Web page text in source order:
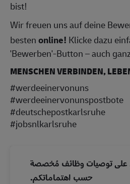
bist!
Wir freuen uns auf deine
bestenonline! Klicke dazu
'Bewerben'-Button – auch
MENSCHEN VERBINDEN,
#werdeeinervonuns
#werdeeinervonunspostbote
#deutschepostkarlsruhe
#jobsnlkarlsruhe
على توصيات وظائف مُخصصة
حسب اهتماماتكم.